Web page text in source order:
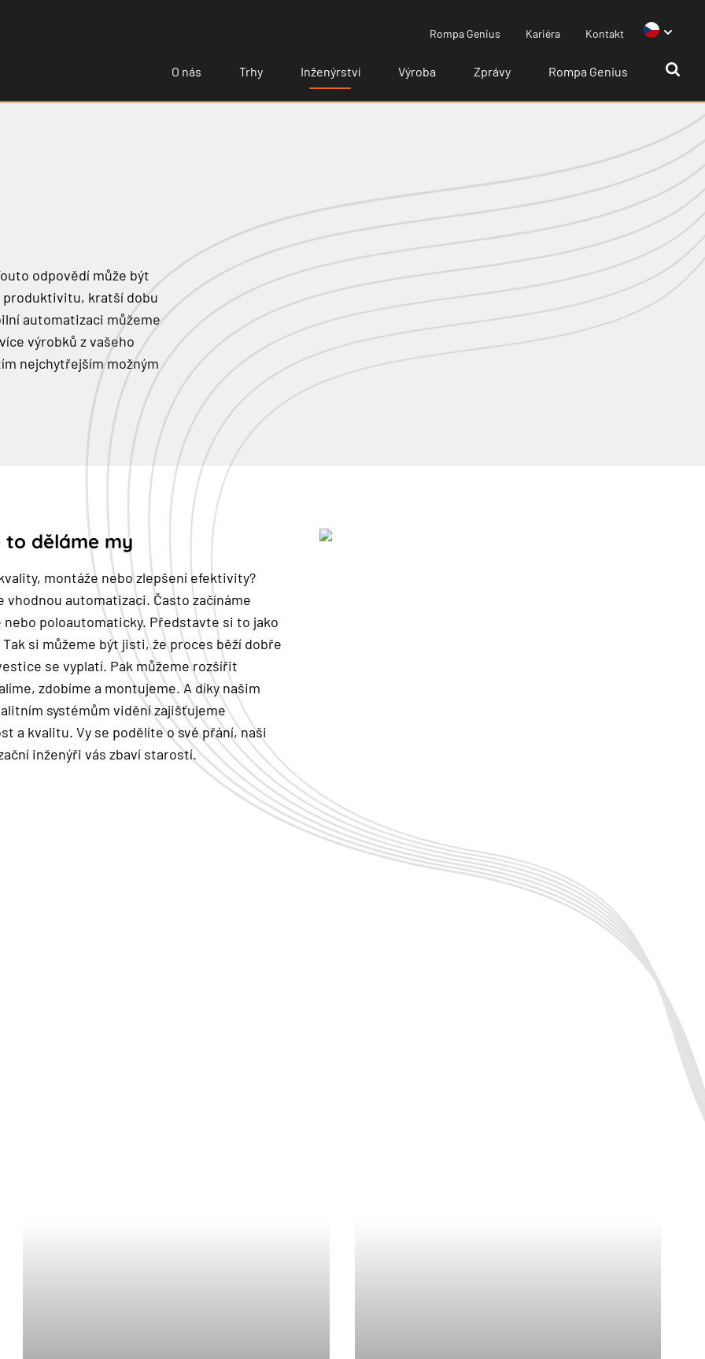
Rompa Genius Kariéra Kontakt
O nás Trhy Inženýrství Výroba Zprávy Rompa Genius
odpovědí může být
kratší dobu
automatizaci můžeme
výrobků z vašeho
nejchytřejším možným
to děláme my
montáže nebo zlepšení efektivity?
vhodnou automatizaci. Často začínáme
nebo poloautomaticky. Představte si to jako
si můžeme být jisti, že proces běží dobře
se vyplatí. Pak můžeme rozšířit
zdobíme a montujeme. A díky našim
systémům vidění zajišťujeme
a kvalitu. Vy se podělíte o své přání, naši
inženýři vás zbaví starostí.